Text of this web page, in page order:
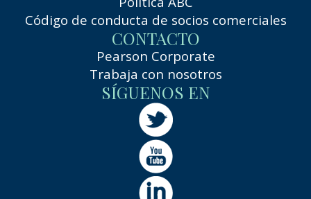
Código de conducta de socios comerciales
CONTACTO
Pearson Corporate
Trabaja con nosotros
SÍGUENOS EN